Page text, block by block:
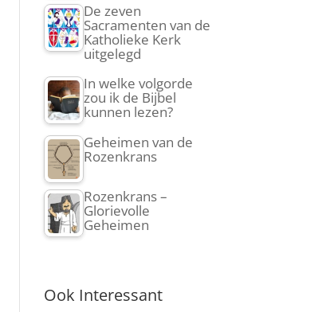
De zeven
Sacramenten van de
Katholieke Kerk
uitgelegd
In welke volgorde
zou ik de Bijbel
kunnen lezen?
Geheimen van de
Rozenkrans
Rozenkrans –
Glorievolle
Geheimen
Ook Interessant